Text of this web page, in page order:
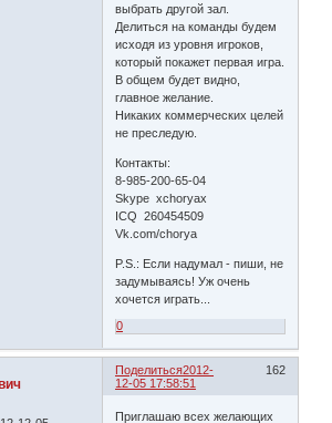
выбрать другой зал.
Делиться на команды будем
исходя из уровня игроков,
который покажет первая игра.
В общем будет видно,
главное желание.
Никаких коммерческих целей
не преследую.
Контакты:
8-985-200-65-04
Skype xchoryax
ICQ 260454509
Vk.com/chorya
P.S.: Если надумал - пиши, не
задумываясь! Уж очень
хочется играть...
0
Поделиться 162
2012-
12-05 17:58:51
Приглашаю всех желающих